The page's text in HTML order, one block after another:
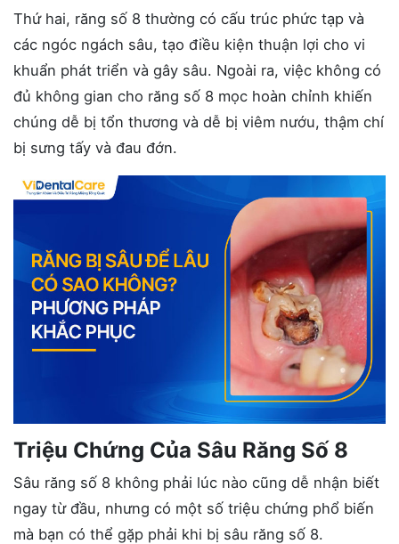
Thứ hai, răng số 8 thường có cấu trúc phức tạp và
các ngóc ngách sâu, tạo điều kiện thuận lợi cho vi
khuẩn phát triển và gây sâu. Ngoài ra, việc không có
đủ không gian cho răng số 8 mọc hoàn chỉnh khiến
chúng dễ bị tổn thương và dễ bị viêm nướu, thậm chí
bị sưng tấy và đau đớn.
Triệu Chứng Của Sâu Răng Số 8
Sâu răng số 8 không phải lúc nào cũng dễ nhận biết
ngay từ đầu, nhưng có một số triệu chứng phổ biến
mà bạn có thể gặp phải khi bị sâu răng số 8.